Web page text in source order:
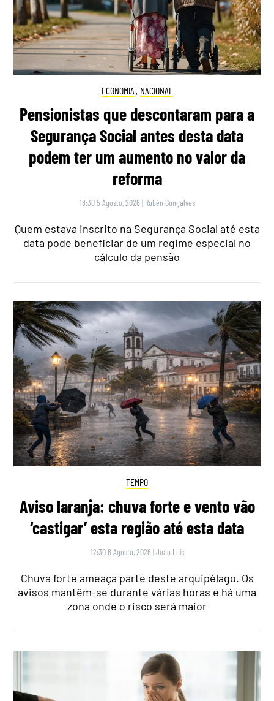
ECONOMIA , NACIONAL
Pensionistas que descontaram para a
Segurança Social antes desta data
podem ter um aumento no valor da
reforma
18:30 5 Agosto, 2026 | Rubén Gonçalves
Quem estava inscrito na Segurança Social até esta
data pode beneficiar de um regime especial no
cálculo da pensão
TEMPO
Aviso laranja: chuva forte e vento vão
‘castigar’ esta região até esta data
12:30 6 Agosto, 2026 |João Luís
Chuva forte ameaça parte deste arquipélago. Os
avisos mantêm-se durante várias horas e há uma
zona onde o risco será maior